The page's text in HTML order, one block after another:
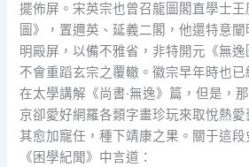
擺佈屏。宋英宗也曾召龍圖閣直學士
圖》，置邇英、延義二閣，他還特意
明殿屏，以備不雅省，非特開元《無
不會重蹈玄宗之覆轍。徽宗早年時也
在太學講解《尚書·無逸》篇，但是，
京卻愛好網羅各類字畫珍玩來取悅熱
其愈加寵任，種下靖康之果。關于這
《困學紀聞》中言道：